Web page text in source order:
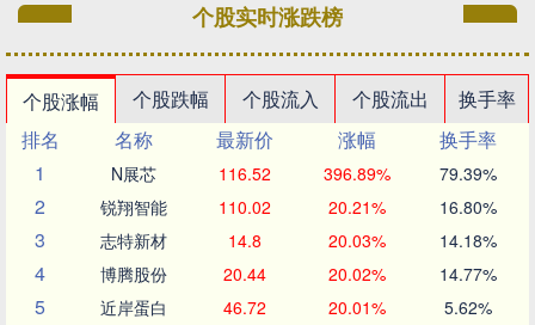
个股实时涨跌榜
个股涨幅 个股跌幅 个股流入 个股流出
换手率
排名
名称 最新价 涨幅
换手率
1
N展芯 116.52 396.89% 79.39%
2 锐翔智能 110.02 20.21% 16.80%
3 志特新材 14.8 20.03% 14.18%
4 博腾股份 20.44 20.02% 14.77%
5 近岸蛋白 46.72 20.01% 5.62%